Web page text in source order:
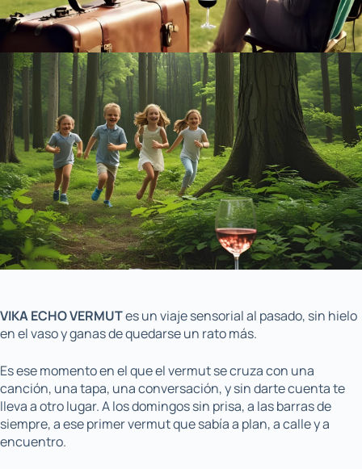
VIKA ECHO VERMUTes un viaje sensorial al pasado, sin hielo
en el vaso y ganas de quedarse un rato más.
Es ese momento en el que el vermut se cruza con una
canción, una tapa, una conversación, y sin darte cuenta te
lleva a otro lugar. A los domingos sin prisa, a las barras de
siempre, a ese primer vermut que sabía a plan, a calle y a
encuentro.